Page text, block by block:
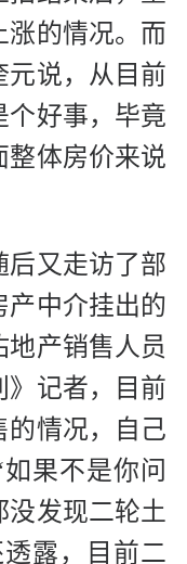
涨的情况。而
元说，从目前
个好事，毕竟
整体房价来说
后又走访了部
产中介挂出的
地产销售人员
》记者，目前
的情况，自己
果不是你问
没发现二轮土
露，目前二